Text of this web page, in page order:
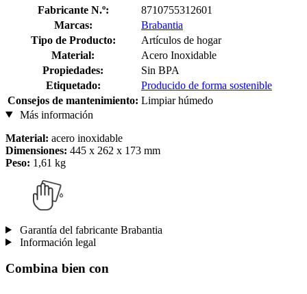
Fabricante N.º:
8710755312601
Marcas:
Brabantia
Tipo de Producto:
Artículos de hogar
Material:
Acero Inoxidable
Propiedades:
Sin BPA
Etiquetado:
Producido de forma sostenible
Consejos de mantenimiento: Limpiar húmedo
Más información
Material: acero inoxidable
Dimensiones: 445 x 262 x 173 mm
Peso: 1,61 kg
Garantía del fabricante Brabantia
Información legal
Combina bien con